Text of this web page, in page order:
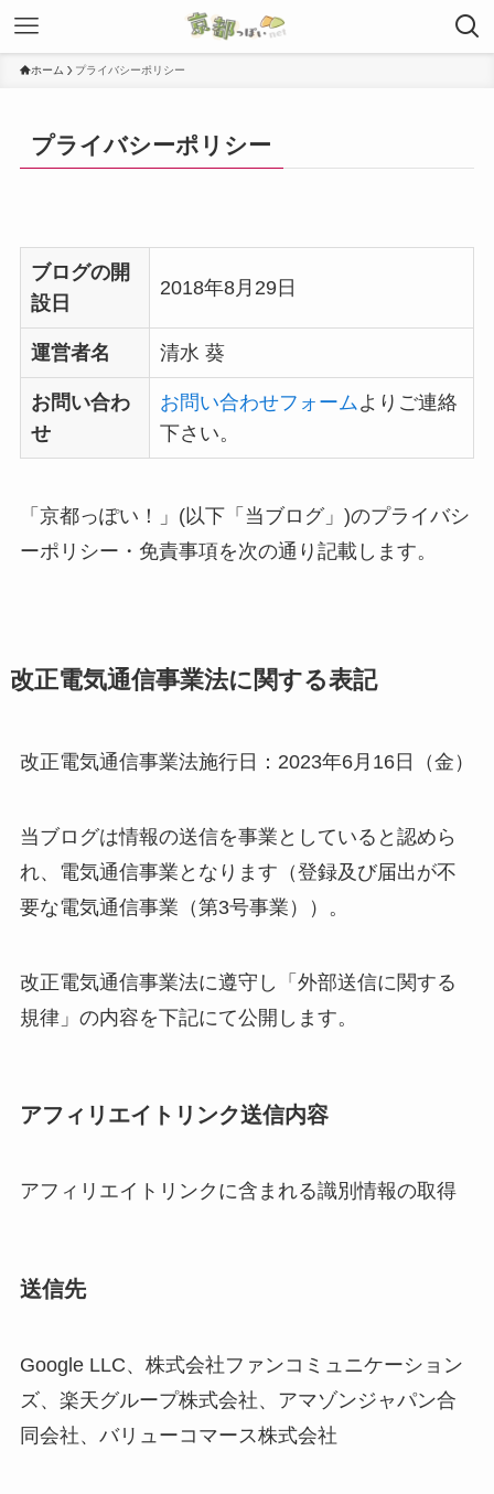
ホーム プライバシーポリシー
プライバシーポリシー
ブログの開
設日
2018年8月29日
運営者名 清水 葵
お問い合わ
せ
お問い合わせフォームよりご連絡
下さい。
「京都っぽい！」(以下「当ブログ」)のプライバシ
ーポリシー・免責事項を次の通り記載します。
改正電気通信事業法に関する表記
改正電気通信事業法施行日：2023年6月16日（金）
当ブログは情報の送信を事業としていると認めら
れ、電気通信事業となります（登録及び届出が不
要な電気通信事業（第3号事業））。
改正電気通信事業法に遵守し「外部送信に関する
規律」の内容を下記にて公開します。
アフィリエイトリンク送信内容
アフィリエイトリンクに含まれる識別情報の取得
送信先
Google LLC、株式会社ファンコミュニケーション
ズ、楽天グループ株式会社、アマゾンジャパン合
同会社、バリューコマース株式会社